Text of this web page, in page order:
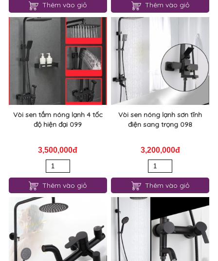
Thêm vào giỏ Thêm vào giỏ
Vòi sen tắm nóng lạnh 4 tốc
độ hiện đại 099
3,500,000đ
Thêm vào giỏ
Vòi sen nóng lạnh sơn tĩnh
điện sang trọng 098
3,200,000đ
Thêm vào giỏ